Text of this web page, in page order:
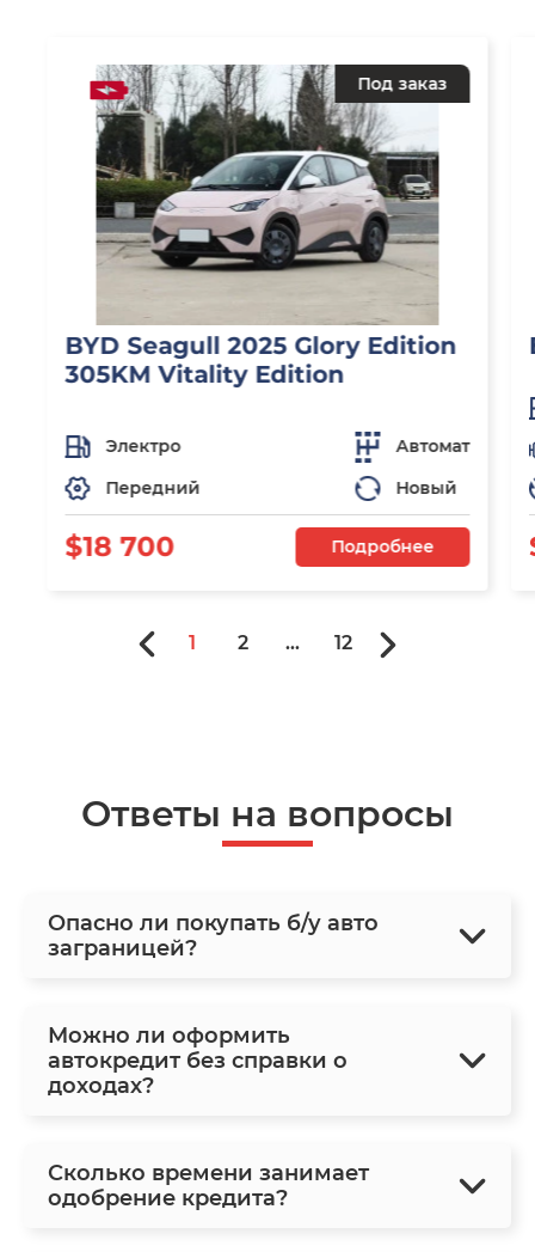
Под заказ
BYD Seagull 2025 Glory Edition
305KM Vitality Edition
Электро
Автомат
Передний
Новый
$18 700 Подробнее
1 2 ... 12
Ответы на вопросы
Опасно ли покупать б/у авто
заграницей?
Можно ли оформить
автокредит без справки о
доходах?
Сколько времени занимает
одобрение кредита?